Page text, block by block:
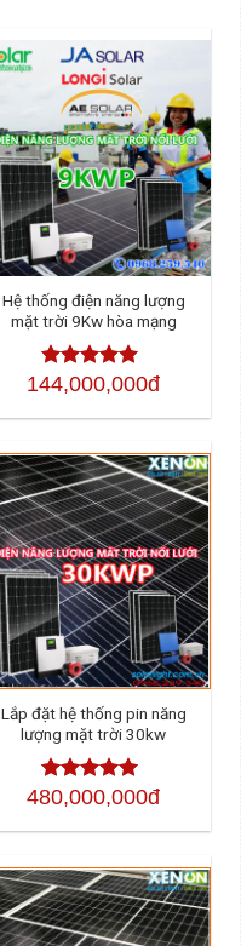
Hệ thống điện năng lượng
mặt trời 9Kw hòa mạng
Được xếp
sao
144,000,000đ
Lắp đặt hệ thống pin năng
lượng mặt trời 30kw
Được xếp
sao
480,000,000đ